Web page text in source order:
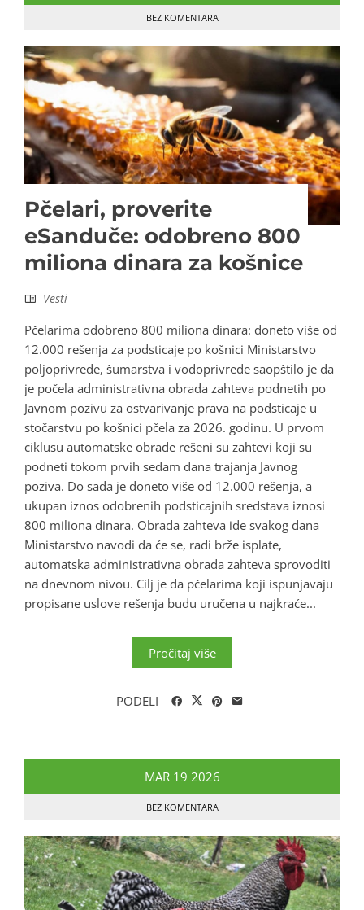
BEZ KOMENTARA
Pčelari, proverite
eSanduče: odobreno 800
miliona dinara za košnice
Vesti
Pčelarima odobreno 800 miliona dinara: doneto više od
12.000 rešenja za podsticaje po košnici Ministarstvo
poljoprivrede, šumarstva i vodoprivrede saopštilo je da
je počela administrativna obrada zahteva podnetih po
Javnom pozivu za ostvarivanje prava na podsticaje u
stočarstvu po košnici pčela za 2026. godinu. U prvom
ciklusu automatske obrade rešeni su zahtevi koji su
podneti tokom prvih sedam dana trajanja Javnog
poziva. Do sada je doneto više od 12.000 rešenja, a
ukupan iznos odobrenih podsticajnih sredstava iznosi
800 miliona dinara. Obrada zahteva ide svakog dana
Ministarstvo navodi da će se, radi brže isplate,
automatska administrativna obrada zahteva sprovoditi
na dnevnom nivou. Cilj je da pčelarima koji ispunjavaju
propisane uslove rešenja budu uručena u najkraće...
Pročitaj više
PODELI
MAR 19 2026
BEZ KOMENTARA